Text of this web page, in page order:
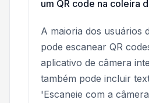
um QR code na coleira
A maioria dos usuários
pode escanear QR
aplicativo de câmera
também pode incluir
'Escaneie com a